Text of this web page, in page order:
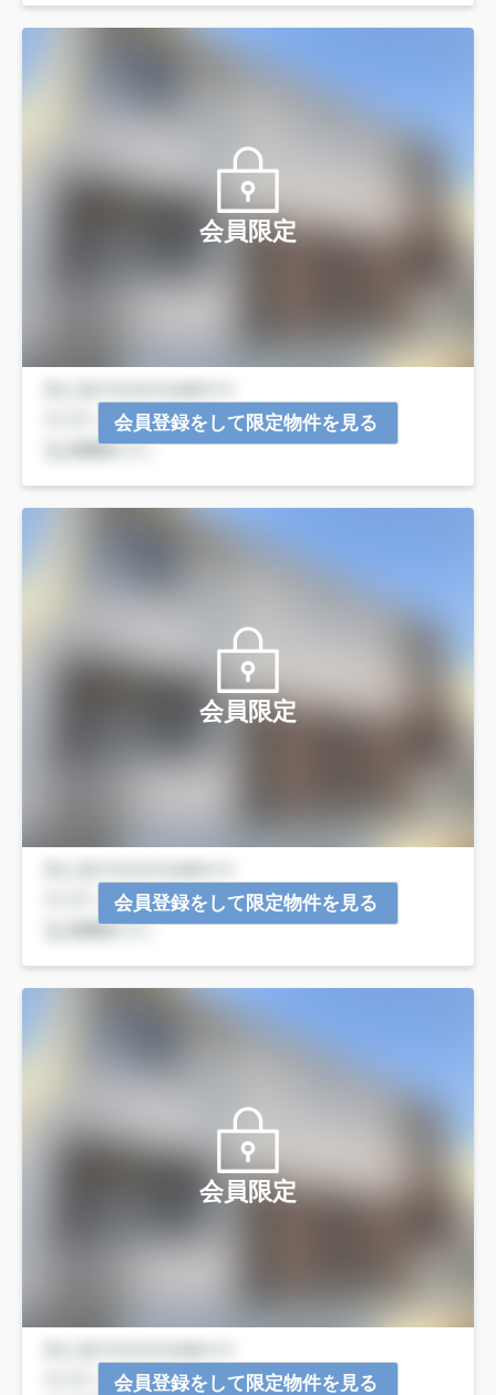
会員限定
会員登録をして限定物件を見る
会員限定
会員登録をして限定物件を見る
会員限定
会員登録をして限定物件を見る